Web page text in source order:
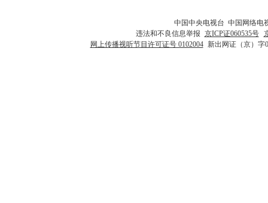
中国中央电视台 中国网络电
违法和不良信息举报 京ICP证060535号
网上传播视听节目许可证号 0102004 新出网证（京）